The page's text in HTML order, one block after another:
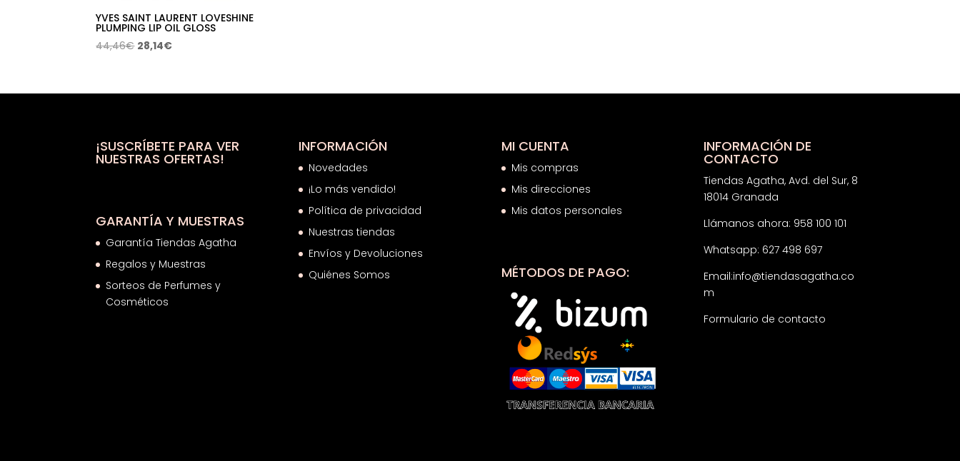
YVES SAINT LAURENT LOVESHINE
PLUMPING LIP OIL GLOSS
44,46€ El
era:
28,14€El
es:
¡SUSCRÍBETE PARA VER
NUESTRAS OFERTAS!
GARANTÍA Y MUESTRAS
Garantía Tiendas Agatha
Regalos y Muestras
Sorteos de Perfumes y
Cosméticos
INFORMACIÓN
Novedades
¡Lo más vendido!
Política de privacidad
Nuestras tiendas
Envíos y Devoluciones
Quiénes Somos
MI CUENTA
Mis compras
Mis direcciones
Mis datos personales
MÉTODOS DE PAGO:
INFORMACIÓN DE
CONTACTO
Tiendas Agatha, Avd. del Sur, 8
18014 Granada
Llámanos ahora: 958 100 101
Whatsapp: 627 498 697
Email:info@tiendasagatha.co
m
Formulario de contacto